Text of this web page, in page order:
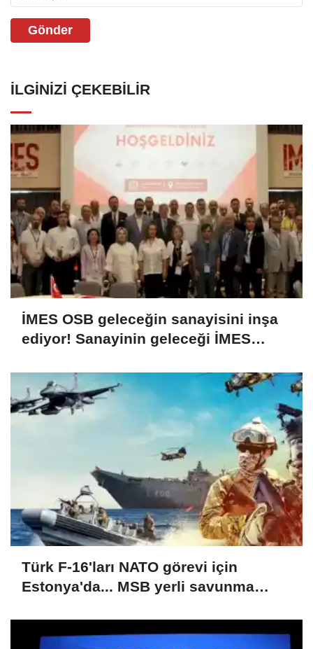
Gönder
İLGINIZI ÇEKEBILIR
İMES OSB geleceğin sanayisini inşa
ediyor! Sanayinin geleceği İMES
Türk F-16'ları NATO görevi için
Estonya'da... MSB yerli savunma